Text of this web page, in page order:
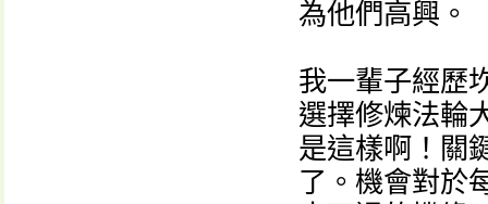
為他們高興。
我一輩子經歷
選擇修煉法輪
是這樣啊！關
了。機會對於